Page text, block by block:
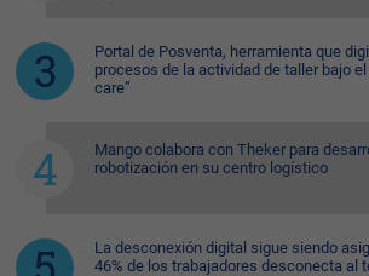
Portal de Posventa, herramienta que
procesos de la actividad de taller bajo el
care”
Mango colabora con Theker para
robotización en su centro logístico
La desconexión digital sigue siendo
46% de los trabajadores desconecta al